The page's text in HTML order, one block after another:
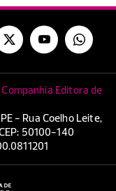
Editora de
- Rua Coelho Leite,
50100-140